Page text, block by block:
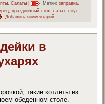
,Салаты Метки: заправка,
,праздничный стол,салат,соус,
Добавить комментарий
в
такие котлеты из
обеденном столе.